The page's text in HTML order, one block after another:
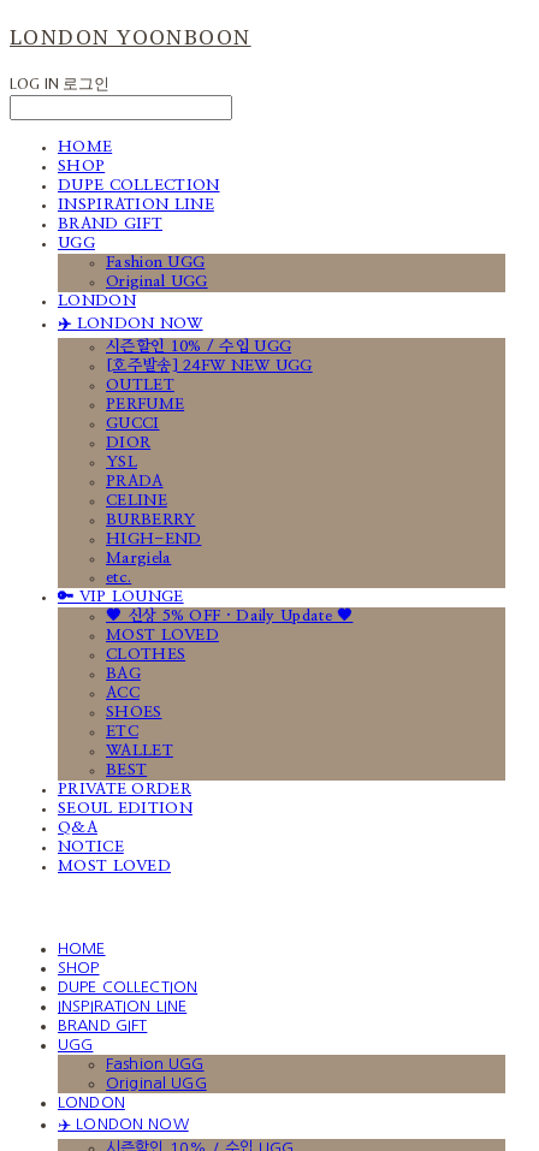
LONDON YOONBOON
LOG IN 로그인
HOME
SHOP
DUPE COLLECTION
INSPIRATION LINE
BRAND GIFT
UGG
Fashion UGG
Original UGG
LONDON
✈️ LONDON NOW
시즌할인 10% / 수입 UGG
[호주발송] 24FW NEW UGG
OUTLET
PERFUME
GUCCI
DIOR
YSL
PRADA
CELINE
BURBERRY
HIGH-END
Margiela
etc.
🔑 VIP LOUNGE
🤎 신상 5% OFF · Daily Update 🤎
MOST LOVED
CLOTHES
BAG
ACC
SHOES
ETC
WALLET
BEST
PRIVATE ORDER
SEOUL EDITION
Q&A
NOTICE
MOST LOVED
HOME
SHOP
DUPE COLLECTION
INSPIRATION LINE
BRAND GIFT
UGG
Fashion UGG
Original UGG
LONDON
✈️ LONDON NOW